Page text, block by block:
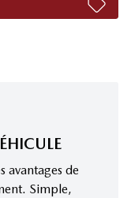
avantages de
Simple,